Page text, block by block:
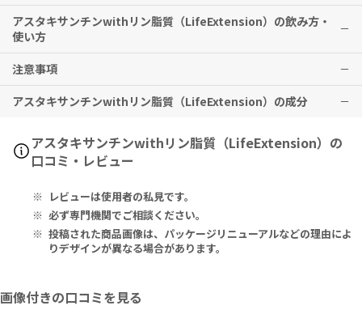
クリアな毎日のリズムを整え、内側からの若々しさと健やかな美しさ
の維持をサポートします。
アスタキサンチンwithリン脂質（LifeExtension）の飲み方・
使い方
健康補助食品として、1日1〜2粒を目安に水などと共にお召し上がり
ください。（※ご自身のペースに合わせてお召し上がりください。）
注意事項
本品は、多量摂取により疾病が治癒したり、より健康が増進するもの
妊娠中・授乳中の方、治療中の方、薬剤を服用中の方は、本品使用前
に必ず医師にご相談ください。
パッケージに損傷のある場合は、使用しないでください。
アスタキサンチンwithリン脂質（LifeExtension）の成分
Astaxanthin Phospholipid Proprietary Blend {Phospholipids,
Astaxanthin [From Extract of Haematococcus Pluvialis Algae
Other Ingredients: Sunflower Oil, Gelatin, Glycerin, Extra Vir
gin Olive Oil, Purified Water.
ン[ヘマトコッカスプルビアリスアルゲエキス(アスタキサンチン 4mg
アスタキサンチンwithリン脂質（LifeExtension）の
口コミ・レビュー
レビューは使用者の私見です。
必ず専門機関でご相談ください。
投稿された商品画像は、パッケージリニューアルなどの理由によ
りデザインが異なる場合があります。
画像付きの口コミを見る